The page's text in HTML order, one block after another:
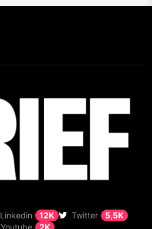
Linkedin 12K Twitter
5,5K
Youtube
2K